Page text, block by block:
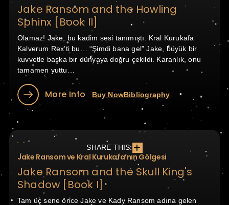
Jake Ransom and the Howling
Sphinx [Book II]
Olamaz! Jake, bu kadim sesi tanımıştı. Kral Kurukafa
Kalverum Rex’ti bu… “Şimdi bana gel” Jake, büyük bir
kuvvetle başka bir dünyaya doğru çekildi. Karanlık, onu
tamamen yuttu…
More Info Buy NowBibliography
SHARE THIS:
Jake Ransom ve Kral Kurukafa’nın Gölgesi
Jake Ransom and the Skull King's
Shadow [Book I]
Tam üç sene önce Jake ve Kady Ransom adına gelen